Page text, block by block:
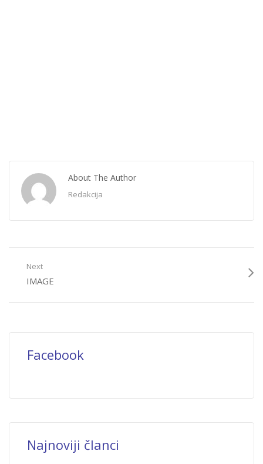
About The Author
Redakcija
Next
IMAGE
Facebook
Najnoviji članci